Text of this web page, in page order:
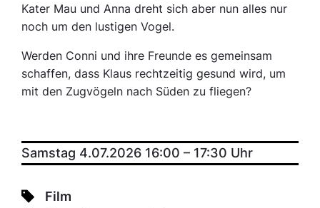
Kater Mau und Anna dreht sich aber nun alles nur
noch um den lustigen Vogel.
Werden Conni und ihre Freunde es gemeinsam
schaffen, dass Klaus rechtzeitig gesund wird, um
mit den Zugvögeln nach Süden zu fliegen?
Samstag 4.07.2026 16:00 – 17:30 Uhr
Film